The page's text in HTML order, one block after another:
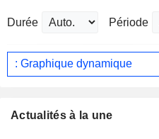
Durée Période
: Graphique dynamique
Actualités à la une